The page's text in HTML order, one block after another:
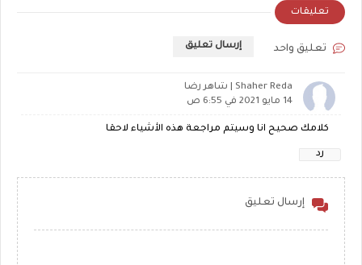
تعليقات
تعليق واحد إرسال تعليق
Shaher Reda | شاهر رضا
14 مايو 2021 في 6:55 ص
كلامك صحيح انا وسيتم مراجعة هذه الأشياء لاحقا
رد
إرسال تعليق